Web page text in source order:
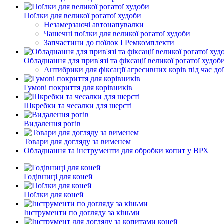
Поїлки для великої рогатої худоби
Незамерзаючі автонапувалки
Чашечні поїлки для великої рогатої худоби
Запчастини до поїлок І Ремкомплекти
Обладнання для прив'язі та фіксації великої рогатої
Антибрики для фіксації агресивних корів під час
Гумові покриття для корівників
Шкребки та чесалки для шерсті
Видалення рогів
Товари для догляду за вименем
Обладнання та інструменти для обробки копит у ВРХ
Годівниці для коней
Поїлки для коней
Інструменти по догляду за кіньми